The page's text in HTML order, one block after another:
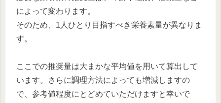
によって変わります。
そのため、1人ひとり目指すべき栄養素量が異なりま
す。
ここでの推奨量は大まかな平均値を用いて算出して
います。さらに調理方法によっても増減しますの
で、参考値程度にとどめていただけますと幸いで